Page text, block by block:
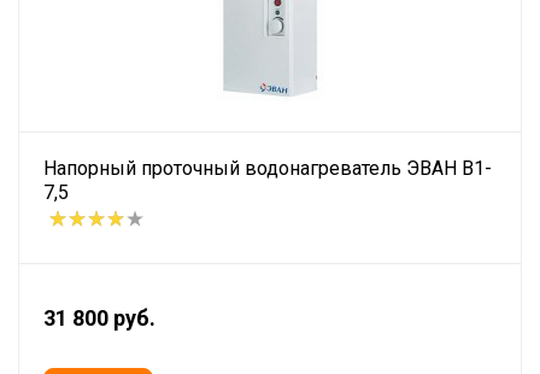
Напорный проточный водонагреватель ЭВАН В1-
7,5
31 800 руб.